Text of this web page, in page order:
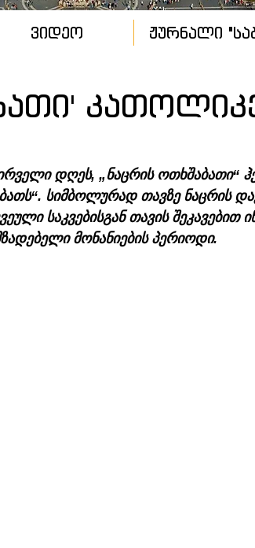
ვიდეო ჟურნალი
დღეს, „ნაცრის ოთხშაბათი“
სიმბოლურად თავზე ნაცრის
საკვებისგან თავის შეკავებით
მონანიების პერიოდი.